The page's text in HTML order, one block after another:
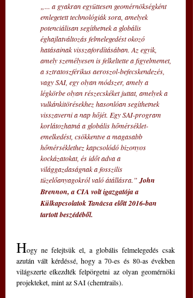
„... a gyakran együttesen geomérnökségként
emlegetett technológiák sora, amelyek
potenciálisan segíthetnek a globális
éghajlatváltozás felmelegedést okozó
hatásainak visszafordításában. Az egyik,
amely személyesen is felkeltette a figyelmemet,
a sztratoszférikus aeroszol-befecskendezés,
vagy SAI, egy olyan módszer, amely a
légkörbe olyan részecskéket juttat, amelyek a
vulkánkitörésekhez hasonlóan segíthetnek
visszaverni a nap hőjét. Egy SAI-program
korlátozhatná a globális hőmérséklet-
emelkedést, csökkentve a magasabb
hőmérséklethez kapcsolódó bizonyos
kockázatokat, és időt adva a
világgazdaságnak a fosszilis
tüzelőanyagokról való átállásra.” John
Brennon, a CIA volt igazgatója a
Külkapcsolatok Tanácsa előtt 2016-ban
tartott beszédéből.
Hogy ne felejtsük el, a globális felmelegedés csak
azután vált kérdéssé, hogy a 70-es és 80-as években
világszerte elkezdték felpörgetni az olyan geomérnöki
projekteket, mint az SAI (chemtrails).